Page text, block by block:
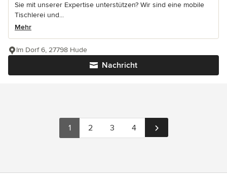
Sie mit unserer Expertise unterstützen? Wir sind eine mobile
Tischlerei und...
Mehr
Nachricht
Im Dorf 6, 27798 Hude
1 2 3 4